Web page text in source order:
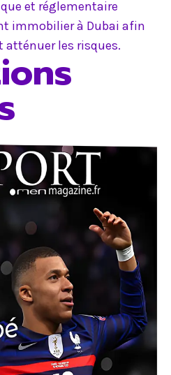
et réglementaire
immobilier à Dubai afin
atténuer les risques.